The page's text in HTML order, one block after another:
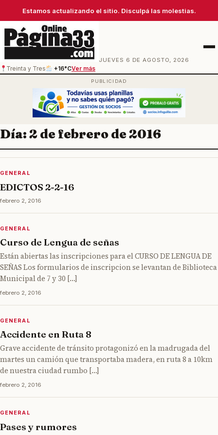
Estamos actualizando el sitio. Disculpá las molestias.
JUEVES 6 DE AGOSTO, 2026
Treinta y Tres
+16°CVer más
Menú
Día:2 de febrero de 2016
GENERAL
EDICTOS 2-2-16
febrero 2, 2016
GENERAL
Curso de Lengua de señas
Están abiertas las inscripciones para el CURSO DE LENGUA DE
SEÑAS Los formularios de inscripcion se levantan de Biblioteca
Municipal de 7 y 30 […]
febrero 2, 2016
GENERAL
Accidente en Ruta 8
Grave accidente de tránsito protagonizó en la madrugada del
martes un camión que transportaba madera, en ruta 8 a 10km
de nuestra ciudad rumbo […]
febrero 2, 2016
GENERAL
Pases y rumores